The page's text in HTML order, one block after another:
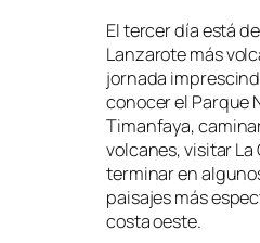
El tercer día está
Lanzarote más
jornada
conocer el Parque
Timanfaya,
volcanes, visitar La
terminar en
paisajes más
costa oeste.